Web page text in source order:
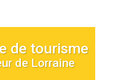
de tourisme
de Lorraine